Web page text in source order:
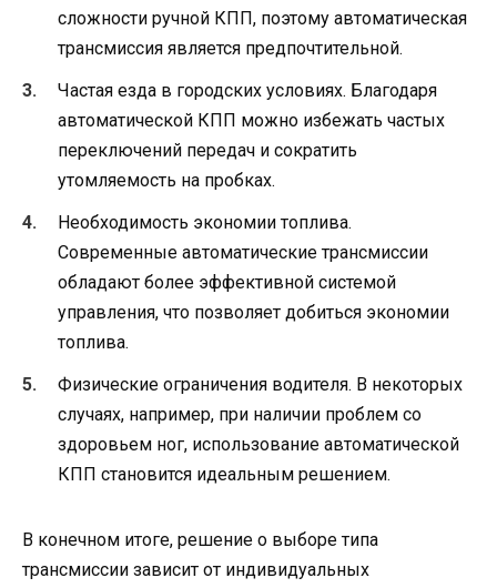
сложности ручной КПП, поэтому автоматическая
трансмиссия является предпочтительной.
Частая езда в городских условиях. Благодаря
автоматической КПП можно избежать частых
переключений передач и сократить
утомляемость на пробках.
Необходимость экономии топлива.
Современные автоматические трансмиссии
обладают более эффективной системой
управления, что позволяет добиться экономии
топлива.
Физические ограничения водителя. В некоторых
случаях, например, при наличии проблем со
здоровьем ног, использование автоматической
КПП становится идеальным решением.
В конечном итоге, решение о выборе типа
трансмиссии зависит от индивидуальных